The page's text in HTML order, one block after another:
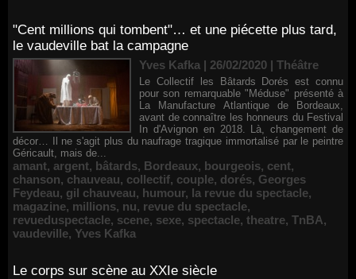
"Cent millions qui tombent"… et une piécette plus tard,
le vaudeville bat la campagne
Yves Kafka | 26/02/2020 | Théâtre
Le Collectif les Bâtards Dorés est connu
pour son remarquable "Méduse" présenté à
La Manufacture Atlantique de Bordeaux,
avant de connaître les honneurs du Festival
In d'Avignon en 2018. Là, changement de
décor… Il ne s'agit plus du naufrage tragique immortalisé par le peintre
Géricault, mais de...
amant, argent, bâtards, Bordeaux, bourgeois, cent,
chanson, chauveau, collectif, couple, dorés, Georges
Feydeau, gil chauveau, humour, la revue du spectacle,
magazine, millions, nu, revue du spectacle,
revueduspectacle, scene, sexe, spectacle, theatre, TnBA,
vaudeville, Yves Kafka
Le corps sur scène au XXIe siècle